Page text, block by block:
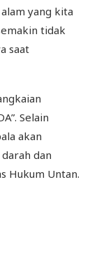
yang kita
tidak
saat
Selain
akan
dan
Hukum Untan.